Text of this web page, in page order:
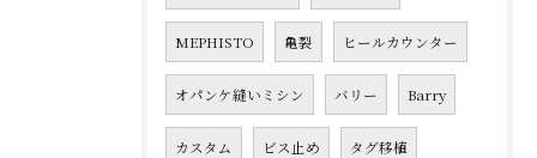
MEPHISTO 亀裂 ヒールカウンター
オパンケ縫いミシン バリー Barry
カスタム ビス止め タグ移植